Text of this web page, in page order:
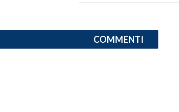
COMMENTI